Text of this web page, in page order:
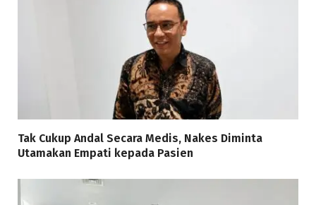
Tak Cukup Andal Secara Medis, Nakes Diminta
Utamakan Empati kepada Pasien